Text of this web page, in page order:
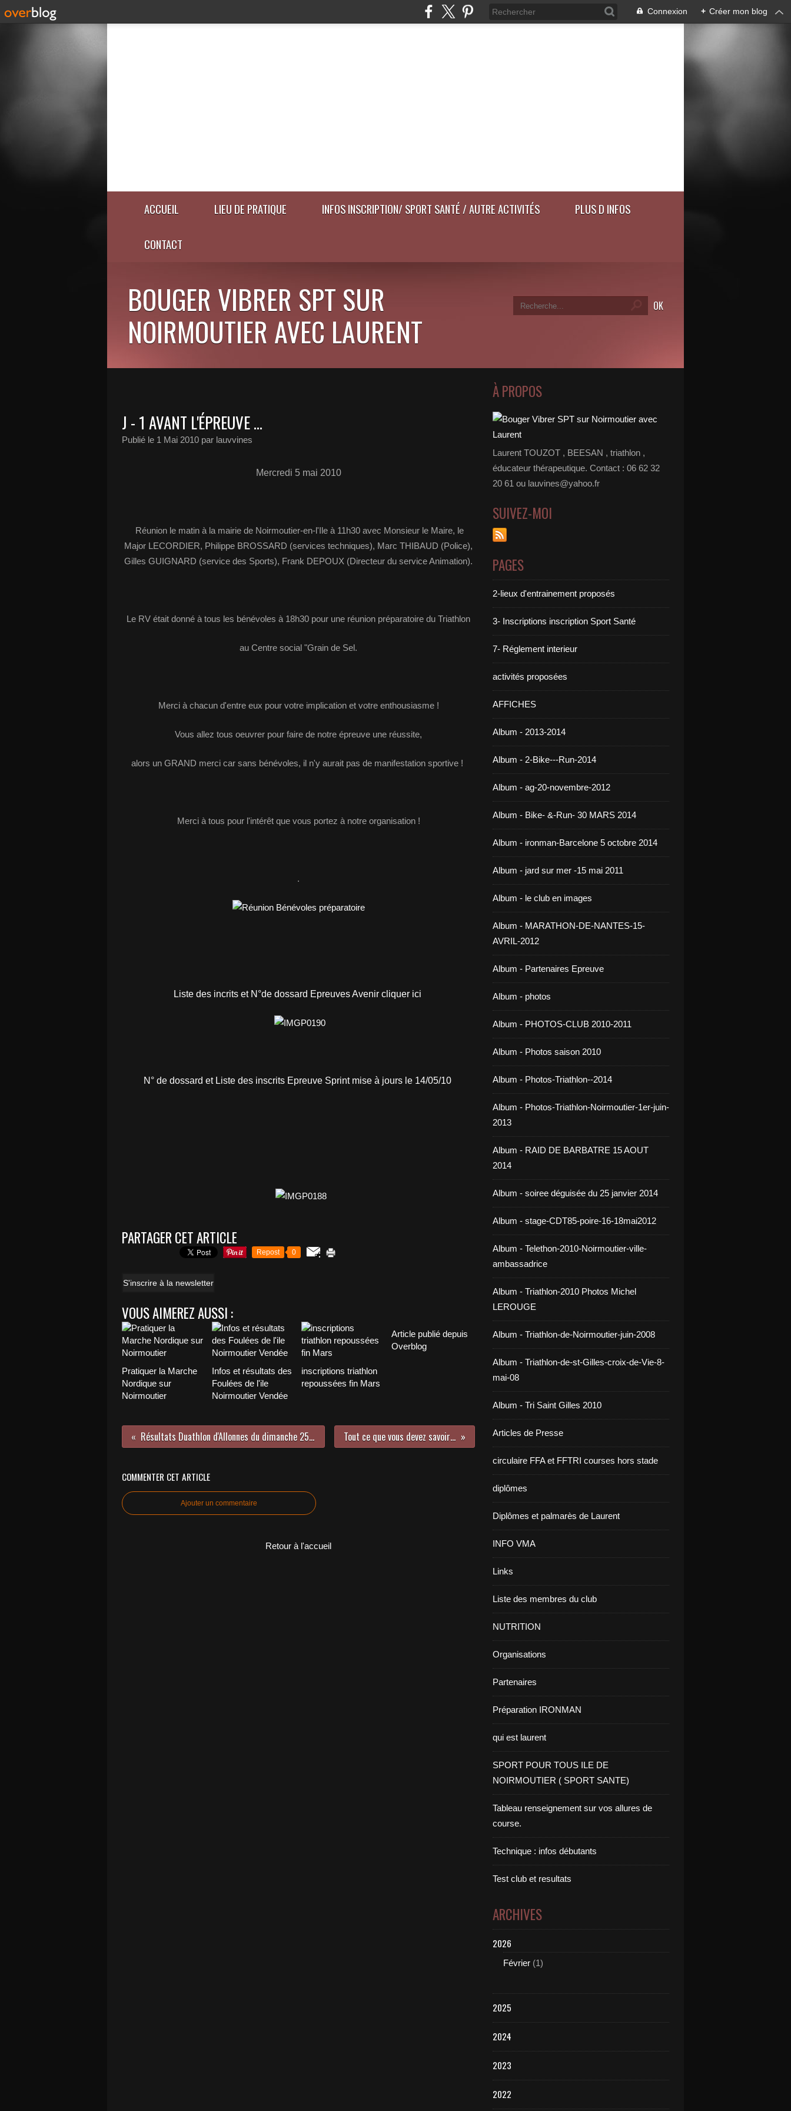
Connexion + Créer mon blog
ACCUEIL LIEU DE PRATIQUE INFOS INSCRIPTION/ SPORT SANTÉ / AUTRE ACTIVITÉS PLUS D INFOS
CONTACT
BOUGER VIBRER SPT SUR
NOIRMOUTIER AVEC LAURENT
J - 1 AVANT L'ÉPREUVE ...
Publié le 1 Mai 2010 par lauvvines
Mercredi 5 mai 2010
Réunion le matin à la mairie de Noirmoutier-en-l'Ile à 11h30 avec Monsieur le Maire, le
Major LECORDIER, Philippe BROSSARD (services techniques), Marc THIBAUD (Police),
Gilles GUIGNARD (service des Sports), Frank DEPOUX (Directeur du service Animation).
Le RV était donné à tous les bénévoles à 18h30 pour une réunion préparatoire du Triathlon
au Centre social "Grain de Sel.
Merci à chacun d'entre eux pour votre implication et votre enthousiasme !
Vous allez tous oeuvrer pour faire de notre épreuve une réussite,
alors un GRAND merci car sans bénévoles, il n'y aurait pas de manifestation sportive !
Merci à tous pour l'intérêt que vous portez à notre organisation !
.
Liste des incrits et N°de dossard Epreuves Avenir cliquer ici
N° de dossard et Liste des inscrits Epreuve Sprint mise à jours le 14/05/10
PARTAGER CET ARTICLE
Repost 0
S'inscrire à la newsletter
VOUS AIMEREZ AUSSI :
Pratiquer la Marche
Nordique sur
Noirmoutier
Infos et résultats des
Foulées de l'ile
Noirmoutier Vendée
inscriptions triathlon
repoussées fin Mars
Article publié depuis
Overblog
Résultats Duathlon d'Allonnes du dimanche 25/04, sélectif France des Pays de Loire Tout ce que vous devez savoir sur le tri de Noirmoutier
COMMENTER CET ARTICLE
Ajouter un commentaire
Retour à l'accueil
À PROPOS
Laurent TOUZOT , BEESAN , triathlon ,
éducateur thérapeutique. Contact : 06 62 32
20 61 ou lauvines@yahoo.fr
SUIVEZ-MOI
PAGES
2-lieux d'entrainement proposés
3- Inscriptions inscription Sport Santé
7- Réglement interieur
activités proposées
AFFICHES
Album - 2013-2014
Album - 2-Bike---Run-2014
Album - ag-20-novembre-2012
Album - Bike- &-Run- 30 MARS 2014
Album - ironman-Barcelone 5 octobre 2014
Album - jard sur mer -15 mai 2011
Album - le club en images
Album - MARATHON-DE-NANTES-15-
AVRIL-2012
Album - Partenaires Epreuve
Album - photos
Album - PHOTOS-CLUB 2010-2011
Album - Photos saison 2010
Album - Photos-Triathlon--2014
Album - Photos-Triathlon-Noirmoutier-1er-juin-
2013
Album - RAID DE BARBATRE 15 AOUT
2014
Album - soiree déguisée du 25 janvier 2014
Album - stage-CDT85-poire-16-18mai2012
Album - Telethon-2010-Noirmoutier-ville-
ambassadrice
Album - Triathlon-2010 Photos Michel
LEROUGE
Album - Triathlon-de-Noirmoutier-juin-2008
Album - Triathlon-de-st-Gilles-croix-de-Vie-8-
mai-08
Album - Tri Saint Gilles 2010
Articles de Presse
circulaire FFA et FFTRI courses hors stade
diplômes
Diplômes et palmarès de Laurent
INFO VMA
Links
Liste des membres du club
NUTRITION
Organisations
Partenaires
Préparation IRONMAN
qui est laurent
SPORT POUR TOUS ILE DE
NOIRMOUTIER ( SPORT SANTE)
Tableau renseignement sur vos allures de
course.
Technique : infos débutants
Test club et resultats
ARCHIVES
2026
Février (1)
2025
2024
2023
2022